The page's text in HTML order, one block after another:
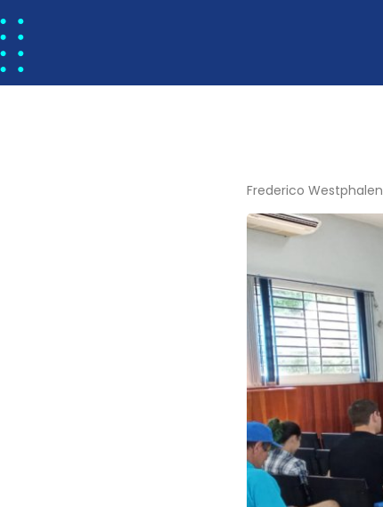
Frederico Westphalen